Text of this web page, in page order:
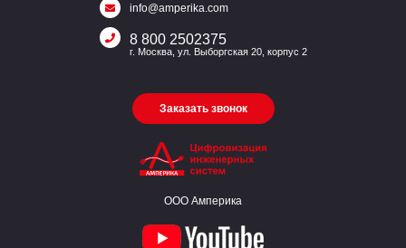
ООО Амперика
info@amperika.com
8 800 2502375
г. Москва, ул. Выборгская 20, корпус 2
Заказать звонок